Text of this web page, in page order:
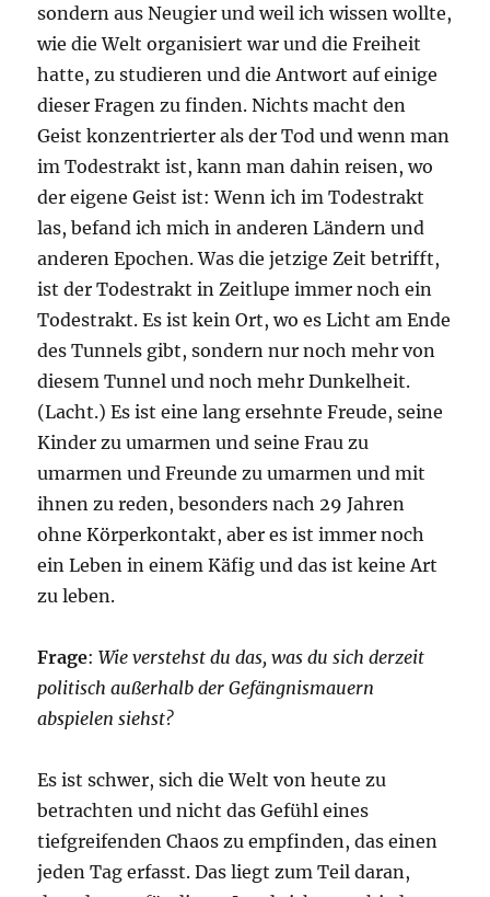
sondern aus Neugier und weil ich wissen wollte,
wie die Welt organisiert war und die Freiheit
hatte, zu studieren und die Antwort auf einige
dieser Fragen zu finden. Nichts macht den
Geist konzentrierter als der Tod und wenn man
im Todestrakt ist, kann man dahin reisen, wo
der eigene Geist ist: Wenn ich im Todestrakt
las, befand ich mich in anderen Ländern und
anderen Epochen. Was die jetzige Zeit betrifft,
ist der Todestrakt in Zeitlupe immer noch ein
Todestrakt. Es ist kein Ort, wo es Licht am Ende
des Tunnels gibt, sondern nur noch mehr von
diesem Tunnel und noch mehr Dunkelheit.
(Lacht.) Es ist eine lang ersehnte Freude, seine
Kinder zu umarmen und seine Frau zu
umarmen und Freunde zu umarmen und mit
ihnen zu reden, besonders nach 29 Jahren
ohne Körperkontakt, aber es ist immer noch
ein Leben in einem Käfig und das ist keine Art
zu leben.
Frage:Wie verstehst du das, was du sich derzeit
politisch außerhalb der Gefängnismauern
abspielen siehst?
Es ist schwer, sich die Welt von heute zu
betrachten und nicht das Gefühl eines
tiefgreifenden Chaos zu empfinden, das einen
jeden Tag erfasst. Das liegt zum Teil daran,